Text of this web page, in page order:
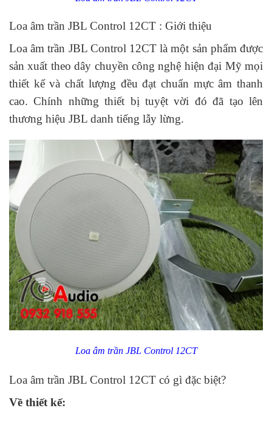
Loa âm trần JBL Control 12CT : Giới thiệu
Loa âm trần JBL Control 12CT là một sản phẩm được
sản xuất theo dây chuyền công nghệ hiện đại Mỹ mọi
thiết kế và chất lượng đều đạt chuẩn mực âm thanh
cao. Chính những thiết bị tuyệt vời đó đã tạo lên
thương hiệu JBL danh tiếng lẫy lừng.
Loa âm trần JBL Control 12CT
Loa âm trần JBL Control 12CT có gì đặc biệt?
Về thiết kế: